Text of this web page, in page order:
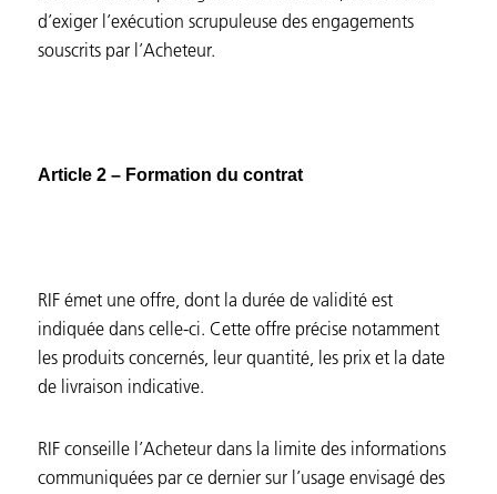
d’exiger l’exécution scrupuleuse des engagements
souscrits par l’Acheteur.
Article 2 – Formation du contrat
RIF émet une offre, dont la durée de validité est
indiquée dans celle-ci. Cette offre précise notamment
les produits concernés, leur quantité, les prix et la date
de livraison indicative.
RIF conseille l’Acheteur dans la limite des informations
communiquées par ce dernier sur l’usage envisagé des